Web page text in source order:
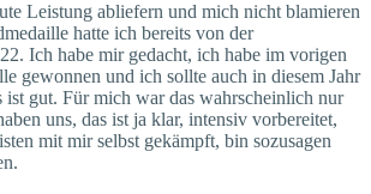
Leistung abliefern und mich nicht blamieren
hatte ich bereits von der
Ich habe mir gedacht, ich habe im vorigen
gewonnen und ich sollte auch in diesem Jahr
ist gut. Für mich war das wahrscheinlich nur
uns, das ist ja klar, intensiv vorbereitet,
mit mir selbst gekämpft, bin sozusagen